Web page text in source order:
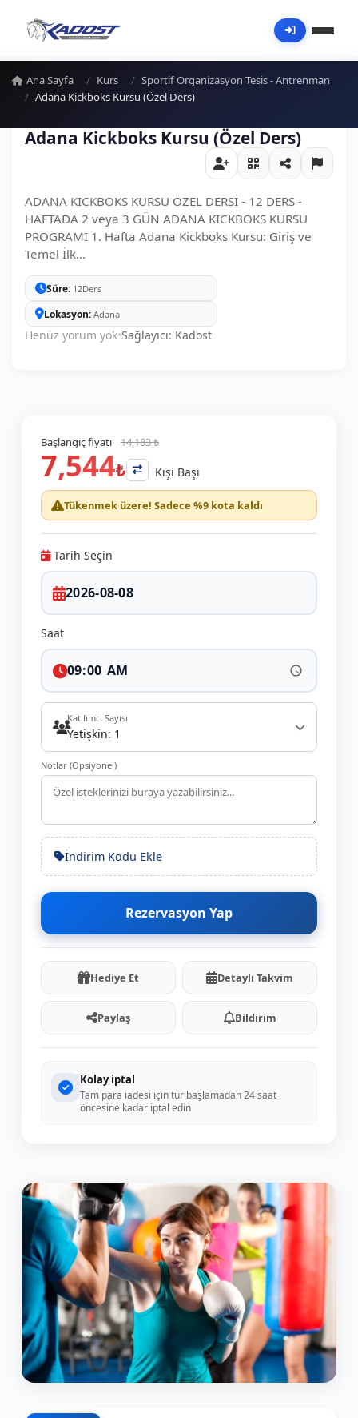
Ana Sayfa Kurs
Sportif Organizasyon Tesis - Antrenman
Adana Kickboks Kursu (Özel Ders)
Adana Kickboks Kursu (Özel Ders)
ADANA KICKBOKS KURSU ÖZEL DERSİ - 12 DERS -
HAFTADA 2 veya 3 GÜN ADANA KICKBOKS KURSU
PROGRAMI 1. Hafta Adana Kickboks Kursu: Giriş ve
Temel İlk...
Süre 12Ders
Lokasyon Adana
Henüz yorum yok•Sağlayıcı: Kadost
Başlangıç fiyatı 14,183 ₺
7,544₺ Kişi Başı
Tükenmek üzere! Sadece %9 kota kaldı
Tarih Seçin
Saat
Katılımcı Sayısı
Yetişkin: 1
Notlar (Opsiyonel)
İndirim Kodu Ekle
Rezervasyon Yap
Hediye Et Detaylı Takvim
Paylaş Bildirim
Kolay iptal
Tam para iadesi için tur başlamadan 24 saat
öncesine kadar iptal edin